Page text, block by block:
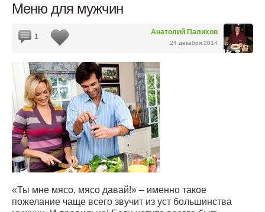
Меню для мужчин
Анатолий Палихов
24 декабря 2014
1
«Ты мне мясо, мясо давай!» – именно такое
пожелание чаще всего звучит из уст большинства